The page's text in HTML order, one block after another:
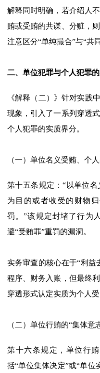
解释同时明确，若介绍人
贿或受贿的共谋、分赃，
注意区分“单纯撮合”与“共
二、单位犯罪与个人犯罪
《解释（二）》针对实践
现象，引入了一系列穿透
个人犯罪的实质界分。
（一）单位名义受贿、个
第十五条规定：“以单位
为目的或者收受的财物
罚。”该规定封堵了行为
避“受贿罪”重罚的漏洞。
实务审查的核心在于“利益
程序、财务入账，但最终
穿透形式认定实质为个人受
（二）单位行贿的“集体意
第十六条规定，单位行
括“单位集体决定”或“单位